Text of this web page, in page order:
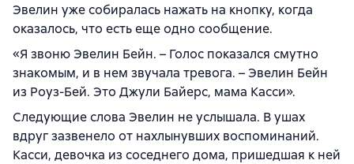
Эвелин уже собиралась нажать на кнопку, когда
оказалось, что есть еще одно сообщение.
«Я звоню Эвелин Бейн. – Голос показался смутно
знакомым, и в нем звучала тревога. – Эвелин Бейн
из Роуз-Бей. Это Джули Байерс, мама Касси».
Следующие слова Эвелин не услышала. В ушах
вдруг зазвенело от нахлынувших воспоминаний.
Касси, девочка из соседнего дома, пришедшая к ней